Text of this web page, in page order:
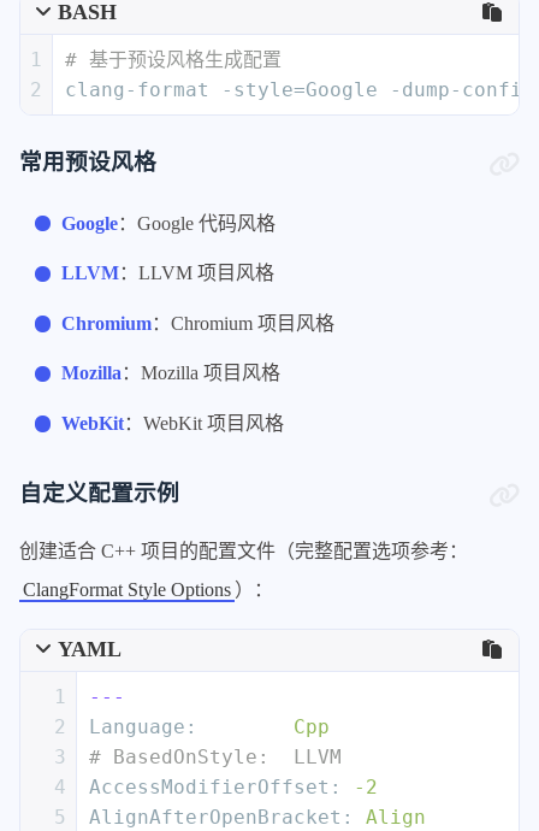
BASH
1
2
# 基于预设风格生成配置
clang-format -style=Google -dump-
常用预设风格
Google：Google 代码风格
LLVM：LLVM 项目风格
Chromium：Chromium 项目风格
Mozilla：Mozilla 项目风格
WebKit：WebKit 项目风格
自定义配置示例
创建适合 C++ 项目的配置文件（完整配置选项参考：
ClangFormat Style Options ）：
YAML
1
2
3
4
5
---
Language:
Cpp
# BasedOnStyle:  LLVM
AccessModifierOffset:
-2
AlignAfterOpenBracket:
Align